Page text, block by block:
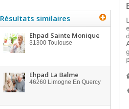
Résultats similaires
Ehpad Sainte Monique
31300 Toulouse
Ehpad La Balme
46260 Limogne En Quercy